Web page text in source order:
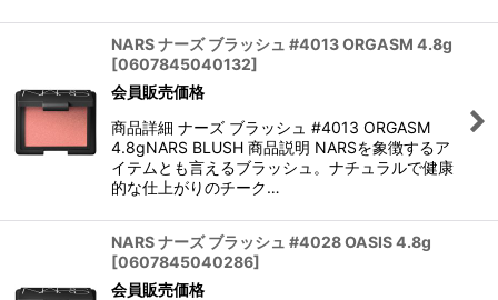
NARS ナーズ ブラッシュ #4013 ORGASM 4.8g
[0607845040132]
会員販売価格
商品詳細 ナーズ ブラッシュ #4013 ORGASM
4.8gNARS BLUSH 商品説明 NARSを象徴するア
イテムとも言えるブラッシュ。ナチュラルで健康
的な仕上がりのチーク…
NARS ナーズ ブラッシュ #4028 OASIS 4.8g
[0607845040286]
会員販売価格